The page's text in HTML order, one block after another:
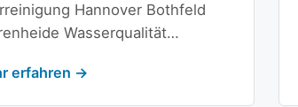
Hannover Bothfeld
Wasserqualität…
erfahren →